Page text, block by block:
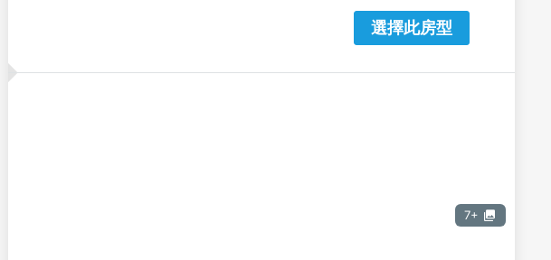
選擇此房型
7+